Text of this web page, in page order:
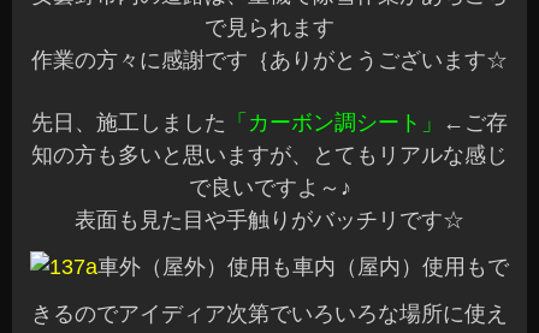
で見られます
作業の方々に感謝です｛ありがとうございます☆
先日、施工しました 「カーボン調シート」
←ご存
知の方も多いと思いますが、とてもリアルな感じ
で良いですよ～♪
表面も見た目や手触りがバッチリです☆
車外（屋外）使用も車内（屋内）使用もで
きるのでアイディア次第でいろいろな場所に使え